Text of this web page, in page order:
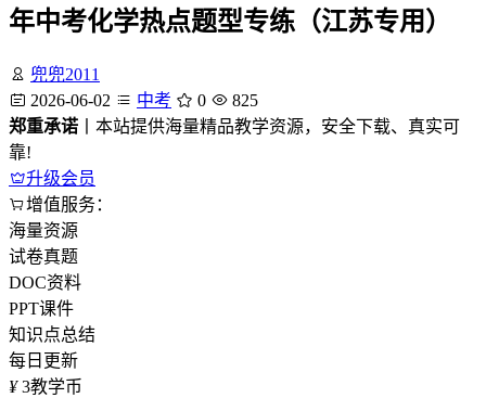
年中考化学热点题型专练（江苏专用）
兜兜2011
2026-06-02
中考 0
825
郑重承诺 丨本站提供海量精品教学资源，安全下载、真实可
靠!
升级会员
增值服务：
海量资源
试卷真题
DOC资料
PPT课件
知识点总结
每日更新
¥ 3教学币